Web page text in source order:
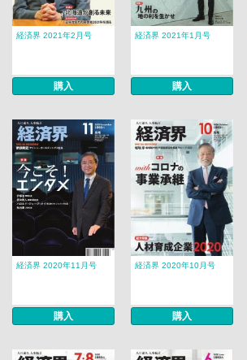
経済界 2021年2月号
購入
経済界 2021年1月号
購入
経済界 2020年11月号
購入
経済界 2020年10月号
購入